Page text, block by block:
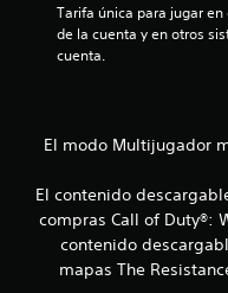
Tarifa única para jugar
de la cuenta y en otros
cuenta.
El modo Multijugador
El contenido
compras Call of Duty®:
contenido
mapas The